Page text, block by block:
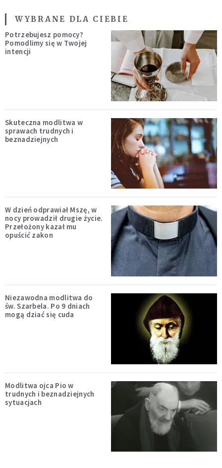
WYBRANE DLA CIEBIE
Potrzebujesz pomocy?
Pomodlimy się w Twojej
intencji
Skuteczna modlitwa w
sprawach trudnych i
beznadziejnych
W dzień odprawiał Mszę, w
nocy prowadził drugie życie.
Przełożony kazał mu
opuścić zakon
Niezawodna modlitwa do
św. Szarbela. Po 9 dniach
mogą dziać się cuda
Modlitwa ojca Pio w
trudnych i beznadziejnych
sytuacjach